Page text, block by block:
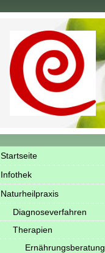
Startseite
Infothek
Naturheilpraxis
Diagnoseverfahren
Therapien
Ernährungsberatung